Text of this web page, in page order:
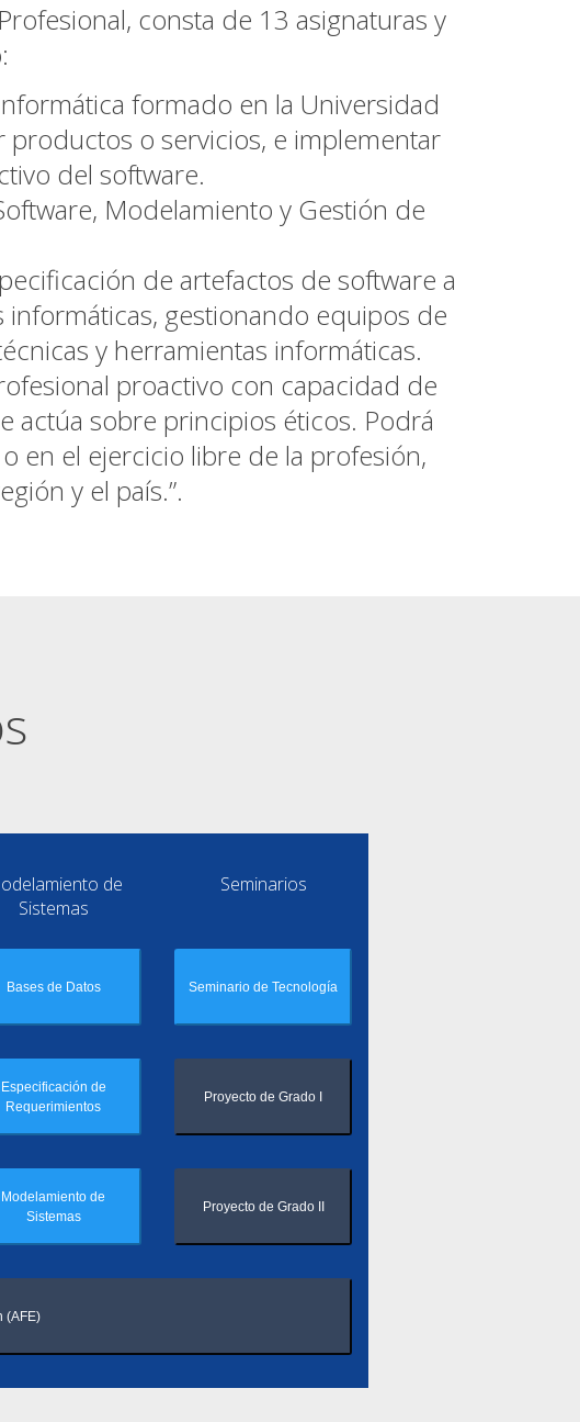
consta de 13 asignaturas y
formado en la Universidad
productos o servicios, e implementar
del software.
Modelamiento y Gestión de
de artefactos de software a
gestionando equipos de
y herramientas informáticas.
proactivo con capacidad de
actúa sobre principios éticos. Podrá
en el ejercicio libre de la profesión,
y el país.”.
de
Sistemas
Bases de Datos
Especificación de
Requerimientos
Modelamiento de
Sistemas
Seminarios
Seminario de Tecnología
Proyecto de Grado I
Proyecto de Grado II
(AFE)